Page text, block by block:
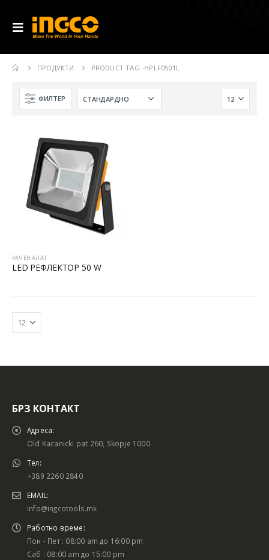
ПРОДУКТИ PRODUCT TAG -HPLF0501L
ФИЛТЕР
РАЧЕН АЛАТ
LED РЕФЛЕКТОР 50 W
БРЗ КОНТАКТ
Адреса:
Old Kacanicki pat 260, Skopje 1000
Тел:
+389 2260 2840
EMAIL:
info@ingcotools.mk
Работно време:
Пон - Пет : 08:00 am до 16:00 pm
Саб : 08:00 am до 15:00 pm